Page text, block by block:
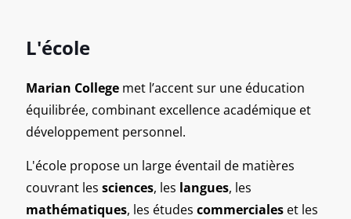
L'école
Marian College met l’accent sur une éducation
équilibrée, combinant excellence académique et
développement personnel.
L'école propose un large éventail de matières
couvrant les sciences, les langues, les
mathématiques, les études commerciales et les